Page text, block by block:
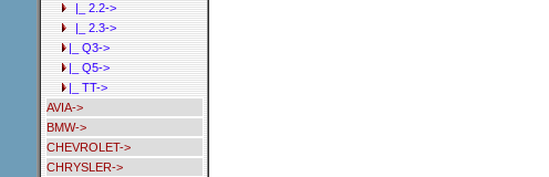
|_ 2.2->
|_ 2.3->
|_ Q3->
|_ Q5->
|_ TT->
AVIA->
BMW->
CHEVROLET->
CHRYSLER->